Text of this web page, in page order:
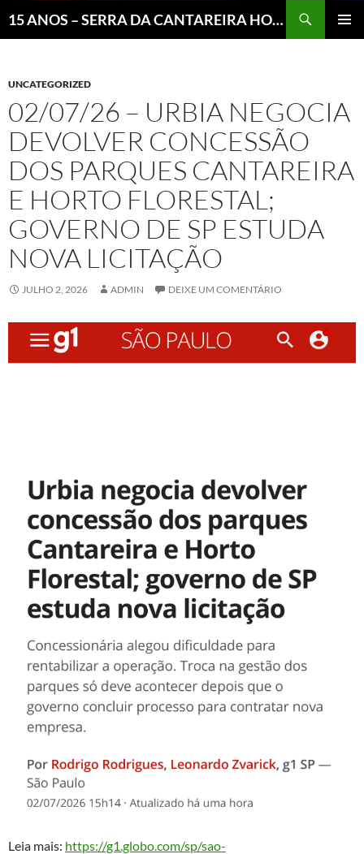
15 ANOS – SERRA DA CANTAREIRA HOJE E COTIDIANO DO BRASIL E DO MUNDO
UNCATEGORIZED
02/07/26 – URBIA NEGOCIA
DEVOLVER CONCESSÃO
DOS PARQUES CANTAREIRA
E HORTO FLORESTAL;
GOVERNO DE SP ESTUDA
NOVA LICITAÇÃO
JULHO 2, 2026 ADMIN DEIXE UM COMENTÁRIO
Leia mais: https://g1.globo.com/sp/sao-